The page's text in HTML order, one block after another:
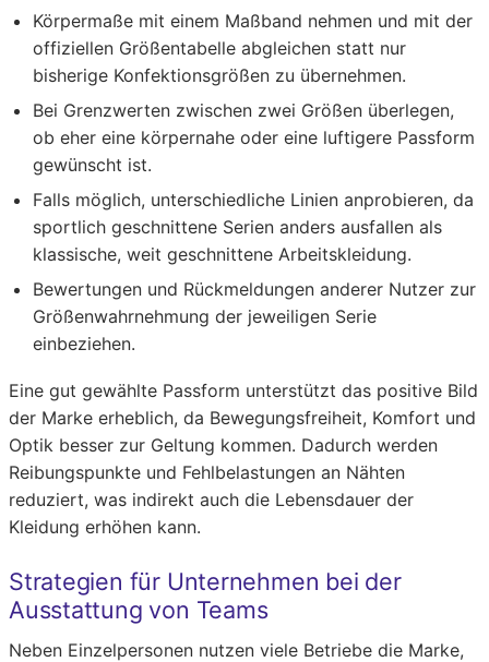
Körpermaße mit einem Maßband nehmen und mit der
offiziellen Größentabelle abgleichen statt nur
bisherige Konfektionsgrößen zu übernehmen.
Bei Grenzwerten zwischen zwei Größen überlegen,
ob eher eine körpernahe oder eine luftigere Passform
gewünscht ist.
Falls möglich, unterschiedliche Linien anprobieren, da
sportlich geschnittene Serien anders ausfallen als
klassische, weit geschnittene Arbeitskleidung.
Bewertungen und Rückmeldungen anderer Nutzer zur
Größenwahrnehmung der jeweiligen Serie
einbeziehen.
Eine gut gewählte Passform unterstützt das positive Bild
der Marke erheblich, da Bewegungsfreiheit, Komfort und
Optik besser zur Geltung kommen. Dadurch werden
Reibungspunkte und Fehlbelastungen an Nähten
reduziert, was indirekt auch die Lebensdauer der
Kleidung erhöhen kann.
Strategien für Unternehmen bei der
Ausstattung von Teams
Neben Einzelpersonen nutzen viele Betriebe die Marke,